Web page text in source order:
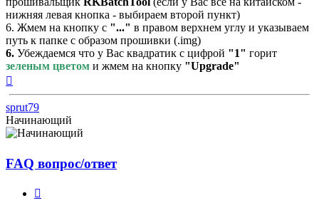
нижняя левая кнопка - выбираем второй пункт)
6. Жмем на кнопку с "..." в правом верхнем углу и указываем
путь к папке с образом прошивки (.img)
6. Убеждаемся что у Вас квадратик с цифрой "1" горит
зеленым цветом и жмем на кнопку "Upgrade"
началу
sprut79
Начинающий
FAQ вопрос/ответ